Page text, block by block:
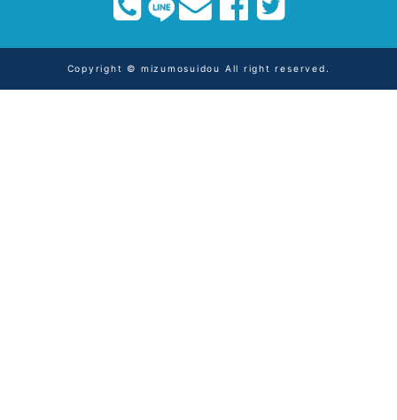
Copyright © mizumosuidou All right reserved.